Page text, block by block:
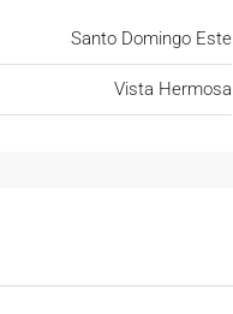
Santo Domingo Este
Vista Hermosa